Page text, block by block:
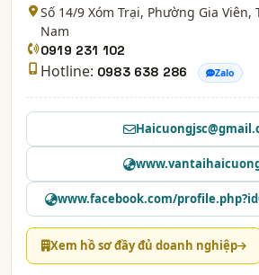
Số 14/9 Xóm Trại, Phường Gia Viên,
Nam
0919 231 102
Hotline: 0983 638 286 Zalo
www.facebook.com/
Xem hồ sơ đầy đủ doanh nghiệp